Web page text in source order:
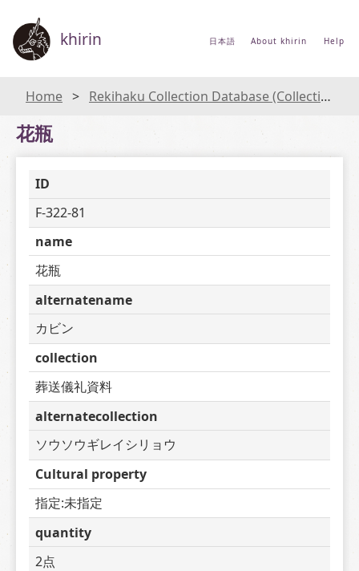
khirin 日本語 About khirin Help
Home Rekihaku Collection Database (Collections Database of the National Museum of Japanese History)
花瓶
ID
F-322-81
name
花瓶
alternatename
カビン
collection
葬送儀礼資料
alternatecollection
ソウソウギレイシリョウ
Cultural property
指定:未指定
quantity
2点